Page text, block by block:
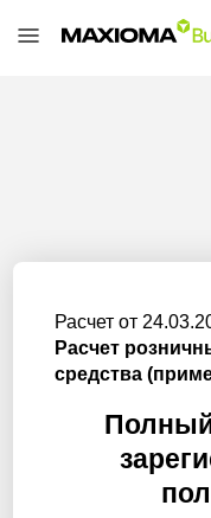
Расчет от
Расчет
средства
Полный